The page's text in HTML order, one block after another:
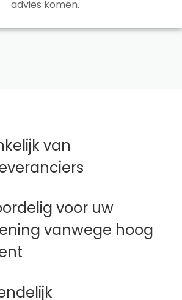
advies komen.
van
voor uw
vanwege hoog